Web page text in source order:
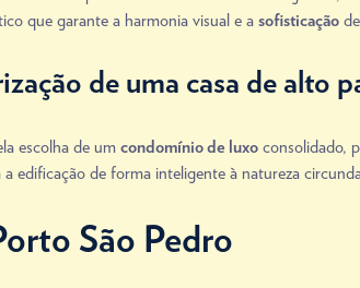
que garante a harmonia visual e a sofisticaçãode
de uma casa de alto
escolha de um condomínio de luxoconsolidado,
edificação de forma inteligente à natureza
São Pedro